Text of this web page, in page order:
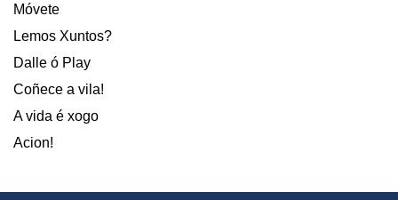
Móvete
Lemos Xuntos?
Dalle ó Play
Coñece a vila!
A vida é xogo
Acion!